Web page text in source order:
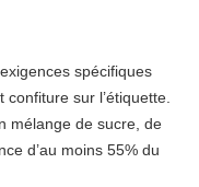
spécifiques
sur l’étiquette.
mélange de sucre, de
d’au moins 55% du